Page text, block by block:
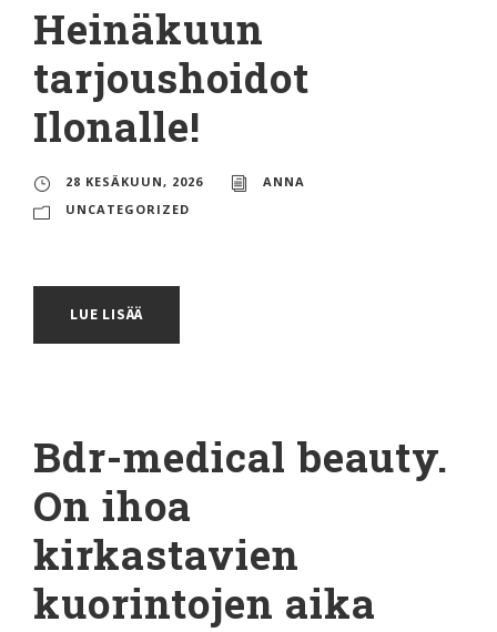
Heinäkuun
tarjoushoidot
Ilonalle!
28 KESÄKUUN, 2026
ANNA
UNCATEGORIZED
LUE LISÄÄ
Bdr-medical beauty.
On ihoa
kirkastavien
kuorintojen aika